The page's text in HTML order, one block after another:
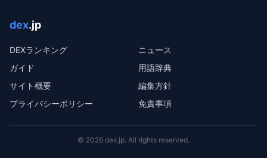
dex.jp
DEXランキング
ニュース
ガイド
用語辞典
サイト概要
編集方針
プライバシーポリシー
免責事項
© 2026 dex.jp. All rights reserved.